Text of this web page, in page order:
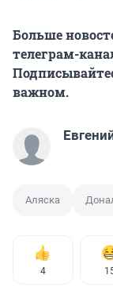
Больше
телеграм-
важном.
Аляска
4